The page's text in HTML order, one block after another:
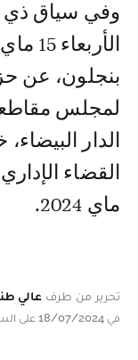
وفي سياق ذي
بنجلون، عن
لمجلس
الدار
القضاء
ماي 2024.
تحرير من طرف عالي
في 18/07/2024 على الساعة 19:05